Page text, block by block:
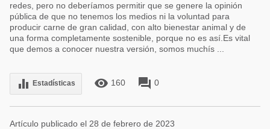
redes, pero no deberíamos permitir que se genere la opinión
pública de que no tenemos los medios ni la voluntad para
producir carne de gran calidad, con alto bienestar animal y de
una forma completamente sostenible, porque no es así.Es vital
que demos a conocer nuestra versión, somos muchís ...
equalizer Estadísticas remove_red_eye 160 forum 0
Artículo publicado el 28 de febrero de 2023